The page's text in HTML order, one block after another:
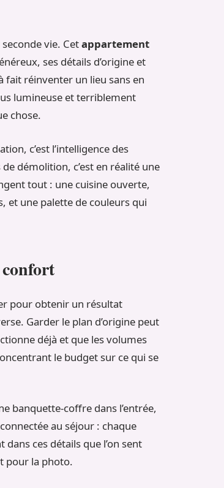
vie. Cetappartement
ses détails d’origine et
fait réinventer un lieu sans en
lumineuse et terriblement
chose.
c’est l’intelligence des
démolition, c’est en réalité une
tout : une cuisine ouverte,
et une palette de couleurs qui
pour obtenir un résultat
Garder le plan d’origine peut
déjà et que les volumes
le budget sur ce qui se
banquette-coffre dans l’entrée,
au séjour : chaque
ces détails que l’on sent
pour la photo.